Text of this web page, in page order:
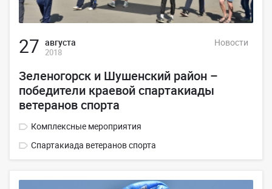
27 августа
2018
Новости
Зеленогорск и Шушенский район –
победители краевой спартакиады
ветеранов спорта
Комплексные мероприятия
Спартакиада ветеранов спорта